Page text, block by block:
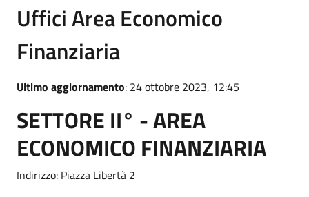
Uffici Area Economico
Finanziaria
Ultimo aggiornamento: 24 ottobre 2023, 12:45
SETTORE II° - AREA
ECONOMICO FINANZIARIA
Indirizzo: Piazza Libertà 2